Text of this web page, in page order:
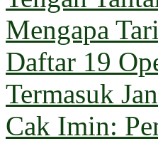
Mengapa
Daftar 19
Termasuk
Cak Imin: